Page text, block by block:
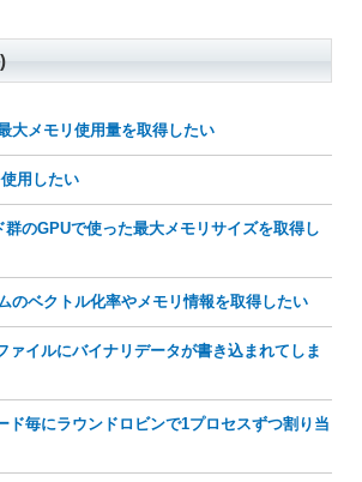
大メモリ使用量を取得したい
用したい
のGPUで使った最大メモリサイズを取得し
のベクトル化率やメモリ情報を取得したい
ァイルにバイナリデータが書き込まれてしま
ド毎にラウンドロビンで1プロセスずつ割り当